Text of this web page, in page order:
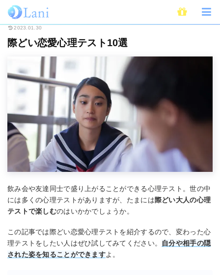
ホーム ライフスタイル 際どい恋愛心理テスト10選
2023.01.30
際どい恋愛心理テスト10選
飲み会や友達同士で盛り上がることができる心理テスト。世の中
には多くの心理テストがありますが、たまには際どい大人の心理
テストで楽しむのはいかかでしょうか。
この記事では際どい恋愛心理テストを紹介するので、変わった心
理テストをしたい人はぜひ試してみてください。
自分や相手の隠
された姿を知ることができますよ。